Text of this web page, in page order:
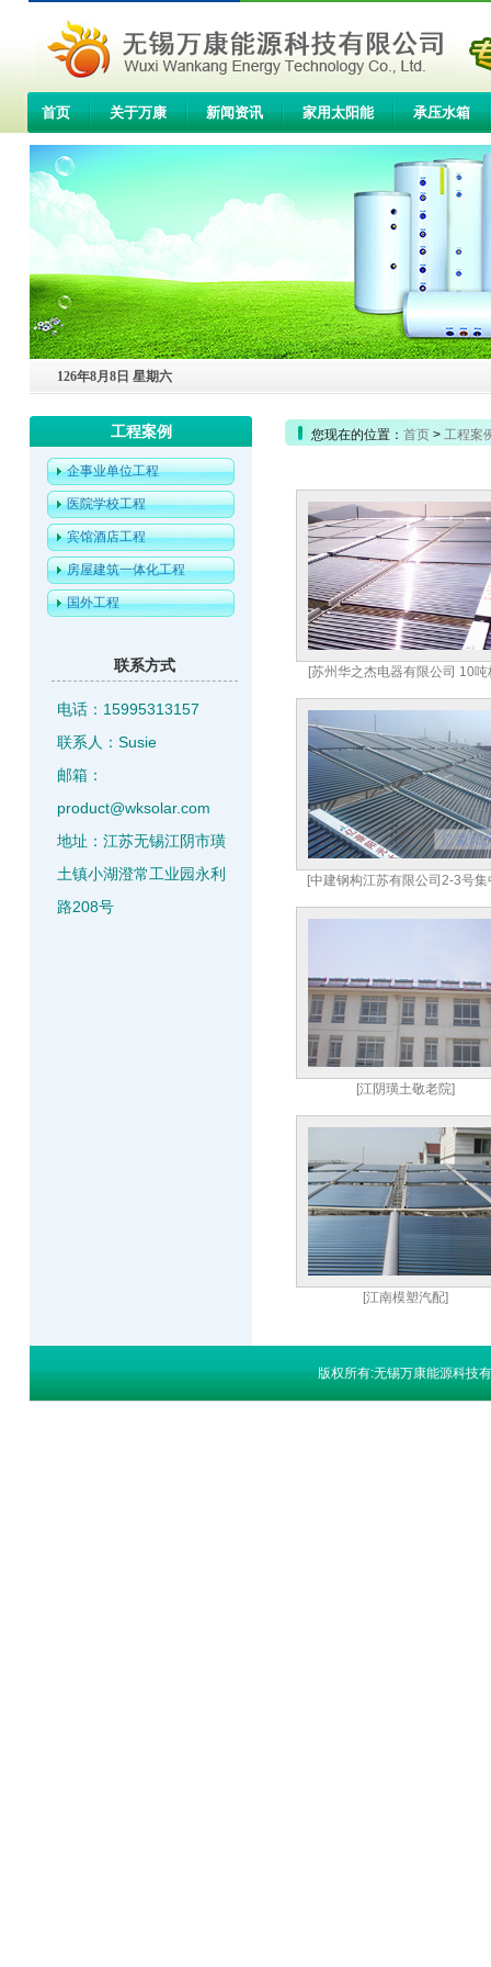
首页 关于万康 新闻资讯 家用太阳能 承压水箱
联系我们
126年8月8日 星期六
工程案例
企事业单位工程
医院学校工程
宾馆酒店工程
房屋建筑一体化工程
国外工程
联系方式
电话：15995313157
联系人：Susie
邮箱：
product@wksolar.com
地址：江苏无锡江阴市璜
土镇小湖澄常工业园永利
路208号
您现在的位置： 首页 > 工程案
[苏州华之杰电器有限公司 10吨
[中建钢构江苏有限公司2-3号集
[江阴璜土敬老院]
[江南模塑汽配]
版权所有:无锡万康能源科技